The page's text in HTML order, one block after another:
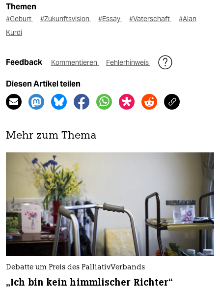
Themen
#Geburt #Zukunftsvision #Essay #Vaterschaft
#Alan
Kurdi
Feedback Kommentieren Fehlerhinweis
Diesen Artikel teilen
Mehr zum Thema
Debatte um Preis des PalliativVerbands
„Ich bin kein himmlischer Richter“